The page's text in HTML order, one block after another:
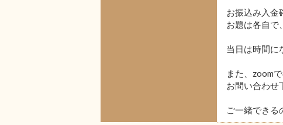
お振込み入金
お題は各自で
当日は時間に
また、zoom
お問い合わせ
ご一緒できる